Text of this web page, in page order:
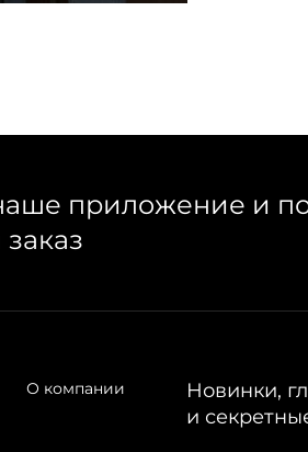
приложение и
О компании
Новинки,
и